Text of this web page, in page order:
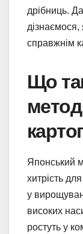
дрібниць.
справжнім
Що
Японський
хитрість
у
високих
ростуть у